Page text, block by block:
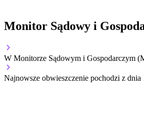
Monitor Sądowy i
W Monitorze Sądowym i Gospodarczym
Najnowsze obwieszczenie pochodzi z dnia